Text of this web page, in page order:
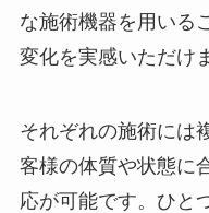
な施術機器を用いる
変化を実感いただけ
それぞれの施術には
客様の体質や状態に
応が可能です。ひと